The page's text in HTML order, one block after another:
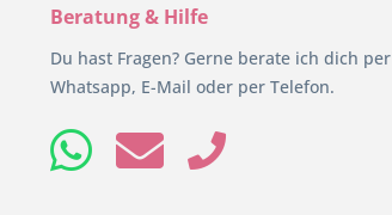
Beratung & Hilfe
Du hast Fragen? Gerne berate ich dich per
Whatsapp, E-Mail oder per Telefon.